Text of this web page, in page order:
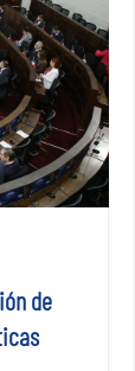
de